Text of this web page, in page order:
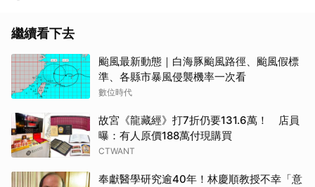
繼續看下去
颱風最新動態｜白海豚颱風路徑、颱風假標
準、各縣市暴風侵襲機率一次看
數位時代
故宮《龍藏經》打7折仍要131.6萬！ 店員
曝：有人原價188萬付現購買
CTWANT
奉獻醫學研究逾40年！林慶順教授不幸「意